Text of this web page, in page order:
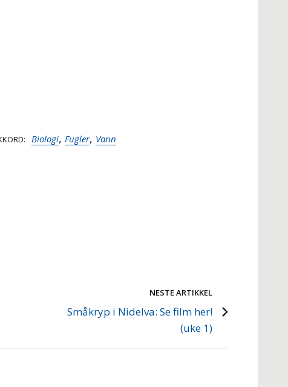
Biologi, Fugler, Vann
NESTE ARTIKKEL
Småkryp i Nidelva: Se film her!
(uke 1)